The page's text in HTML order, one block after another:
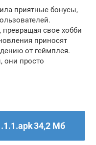
приятные бонусы,
превращая свое хобби
приносят
от геймплея.
они просто
34,2 Мб